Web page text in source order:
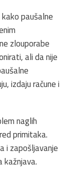
paušalne
zlouporabe
ali da nije
izdaju račune i
naglih
primitaka.
i zapošljavanje
kažnjava.